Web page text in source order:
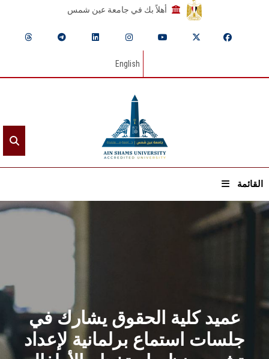
أهلاً بك في جامعة عين شمس
English
القائمة
القطاعـات
الشئون الأكاديمية
البحث العلمي
عميد كلية الحقوق يشارك في
جلسات استماع برلمانية لإعداد